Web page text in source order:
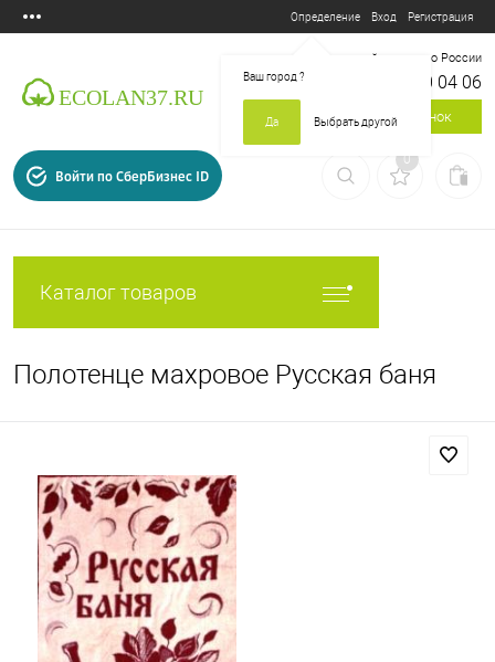
Определение
Ваш город?
Да Выбрать другой
Вход Регистрация
Бесплатный звонок по России
8 800 700 04 06
Заказать звонок
Войти по СберБизнес ID
0
Каталог товаров
Полотенце махровое Русская баня